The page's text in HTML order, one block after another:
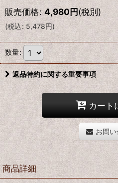
販売価格: 4,980円(税別)
(税込: 5,478円)
数量:
返品特約に関する重要事項
カート
お問
商品詳細